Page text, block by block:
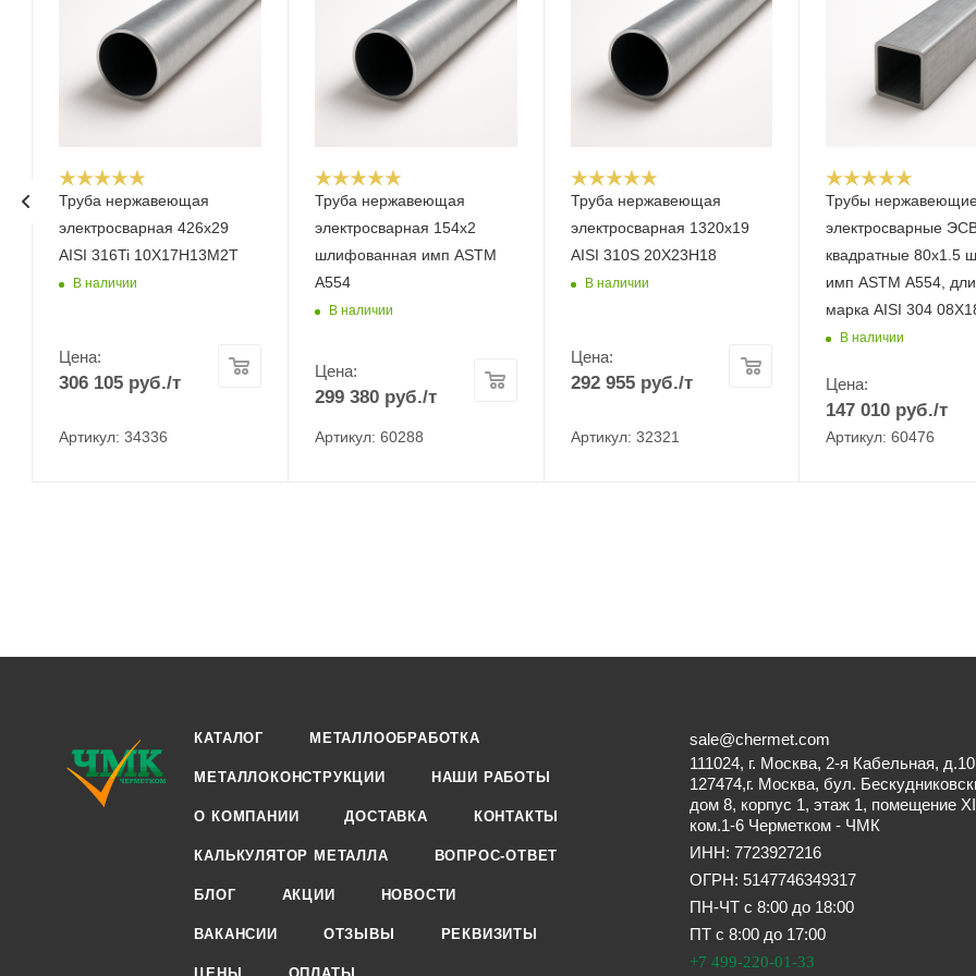
Труба нержавеющая
электросварная 426х29
AISI 316Ti 10Х17Н13М2Т
В наличии
Цена:
306 105 руб./т
Артикул: 34336
Труба нержавеющая
электросварная 154x2
шлифованная имп ASTM
A554
В наличии
Цена:
299 380руб./т
Артикул: 60288
Труба нержавеющая
электросварная 1320х19
AISI 310S 20Х23Н18
В наличии
Цена:
292 955руб./т
Артикул: 32321
Трубы
электросварные
квадратные 80х1.5
имп ASTM A554,
марка AISI 304
В наличии
Цена:
147 010 руб./т
Артикул: 60476
КАТАЛОГ МЕТАЛЛООБРАБОТКА
МЕТАЛЛОКОНСТРУКЦИИ НАШИ РАБОТЫ
О КОМПАНИИ ДОСТАВКА КОНТАКТЫ
КАЛЬКУЛЯТОР МЕТАЛЛА ВОПРОС-ОТВЕТ
БЛОГ АКЦИИ НОВОСТИ
ВАКАНСИИ ОТЗЫВЫ РЕКВИЗИТЫ
sale@chermet.com
111024, г. Москва, 2-я Кабельная, д.10
127474,г. Москва, бул.
дом 8, корпус 1, этаж 1, помещение
ком.1-6 Черметком - ЧМК
ИНН: 7723927216
ОГРН: 5147746349317
ПН-ЧТ с 8:00 до 18:00
ПТ с 8:00 до 17:00
+7 499-220-01-33